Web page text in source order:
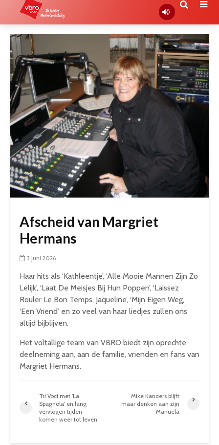
Afscheid van Margriet
Hermans
3 juni 2026
Haar hits als ‘Kathleentje’, ‘Alle Mooie Mannen Zijn Zo
Lelijk’, ‘Laat De Meisjes Bij Hun Poppen’, ‘Laissez
Rouler Le Bon Temps, Jaqueline’, ‘Mijn Eigen Weg’,
‘Een Vriend’ en zo veel van haar liedjes zullen ons
altijd bijblijven.
Het voltallige team van VBRO biedt zijn oprechte
deelneming aan, aan de familie, vrienden en fans van
Margriet Hermans.
Tri Voci met ‘La
Spagnola’ en lang
vervlogen tijden
komen weer tot leven
Mike Kanders blijft
maar denken aan zijn
Manuela